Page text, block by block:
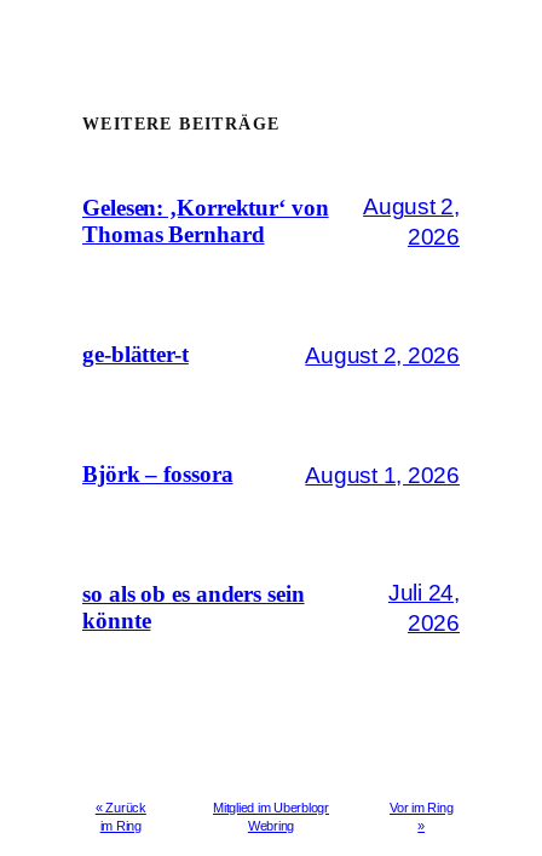
WEITERE BEITRÄGE
Gelesen: ‚Korrektur‘ von
Thomas Bernhard
August 2,
2026
ge-blätter-t August 2, 2026
Björk – fossora August 1, 2026
so als ob es anders sein
könnte
Juli 24,
2026
« Zurück
im Ring
Mitglied im Uberblogr
Webring
Vor im Ring
»